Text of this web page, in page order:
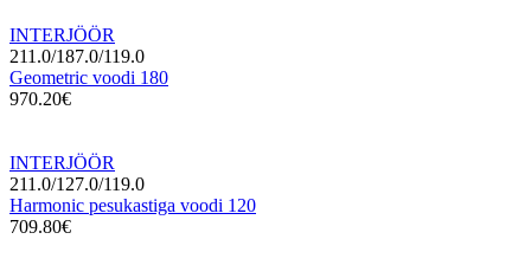
INTERJÖÖR
211.0/187.0/119.0
Geometric voodi 180
970.20€
INTERJÖÖR
211.0/127.0/119.0
Harmonic pesukastiga voodi 120
709.80€